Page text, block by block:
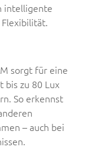
intelligente
sorgt für eine
bis zu 80 Lux
So erkennst
– auch bei